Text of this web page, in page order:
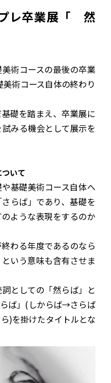
レ卒業展「 然
術コースの最後の卒業
術コース自体の終わり
礎を踏まえ、卒業展に
みる機会として展示を
いて
基礎美術コース自体へ
らば」であり、基礎を
ような表現をするのか
わる年度であるのなら
いう意味も含有させま
としての「然らば」と
ば」(しからば→さらば
)を掛けたタイトルとな